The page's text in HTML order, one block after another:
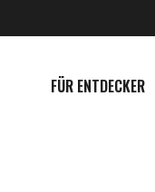
FÜR ENTDECKER